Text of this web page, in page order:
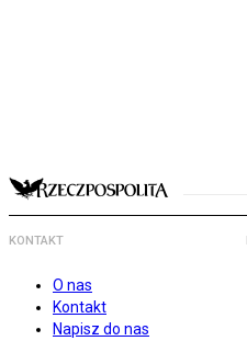
KONTAKT
O nas
Kontakt
Napisz do nas